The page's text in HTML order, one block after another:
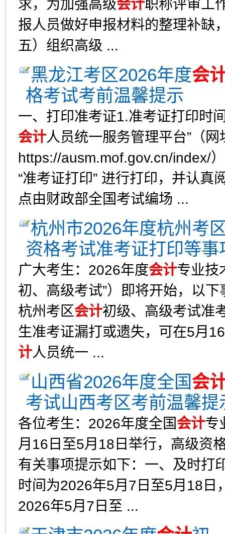
求，为加强高级会计职称评审工
报人员做好申报材料的整理补缺
五）组织高级 ...
黑龙江考区2026年度会
格考试考前温馨提示
一、打印准考证1.准考证打印时
会计人员统一服务管理平台”（网
https://ausm.mof.gov.cn/index/
“准考证打印” 进行打印，并认
点由财政部全国考试编场 ...
杭州市2026年度杭州考
资格考试准考证打印等事
广大考生：2026年度会计专业技
初、高级考试”）即将开始，以
杭州考区会计初级、高级考试准
生准考证漏打或遗失，可在5月
计人员统一 ...
山西省2026年度全国会
考试山西考区考前温馨提
各位考生：2026年度全国 会计专
月16日至5月18日举行，高级资
有关事项提示如下：一、及时打
时间为2026年5月7日至5月18日
2026年5月7日至 ...